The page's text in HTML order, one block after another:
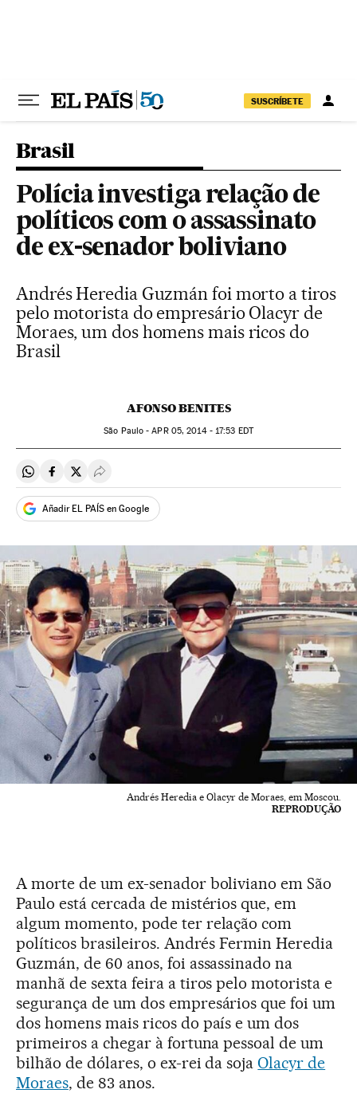
SUSCRÍBETE
Brasil
Polícia investiga relação de
políticos com o assassinato
de ex-senador boliviano
Andrés Heredia Guzmán foi morto a tiros
pelo motorista do empresário Olacyr de
Moraes, um dos homens mais ricos do
Brasil
AFONSO BENITES
São Paulo -APR05, 2014 - 17:53 EDT
Compartir en Whatsapp
Compartir en Facebook
Compartir en Twitter
Desplegar Redes Sociales
Añadir EL PAÍS en Google
Andrés Heredia e Olacyr de Moraes, em Moscou.
REPRODUÇÃO
A morte de um ex-senador boliviano em São
Paulo está cercada de mistérios que, em
algum momento, pode ter relação com
políticos brasileiros. Andrés Fermin Heredia
Guzmán, de 60 anos, foi assassinado na
manhã de sexta feira a tiros pelo motorista e
segurança de um dos empresários que foi um
dos homens mais ricos do país e um dos
primeiros a chegar à fortuna pessoal de um
bilhão de dólares, o ex-rei da soja Olacyr de
Moraes, de 83 anos.